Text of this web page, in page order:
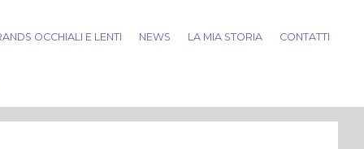
OCCHIALI E LENTI NEWS LA MIA STORIA CONTATTI